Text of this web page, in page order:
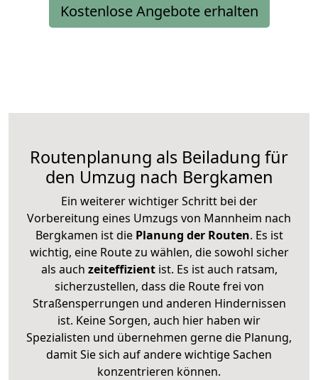
Kostenlose Angebote erhalten
Routenplanung als Beiladung für
den Umzug nach Bergkamen
Ein weiterer wichtiger Schritt bei der
Vorbereitung eines Umzugs von Mannheim nach
Bergkamen ist diePlanung der Routen. Es ist
wichtig, eine Route zu wählen, die sowohl sicher
als auch zeiteffizientist. Es ist auch ratsam,
sicherzustellen, dass die Route frei von
Straßensperrungen und anderen Hindernissen
ist. Keine Sorgen, auch hier haben wir
Spezialisten und übernehmen gerne die Planung,
damit Sie sich auf andere wichtige Sachen
konzentrieren können.